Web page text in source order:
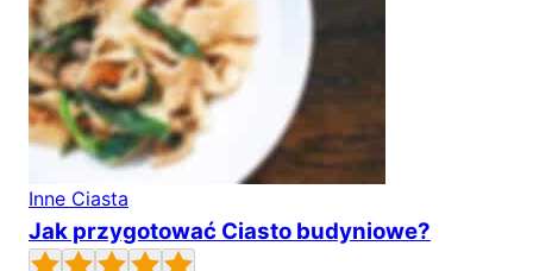
Inne Ciasta
Jak przygotować Ciasto budyniowe?